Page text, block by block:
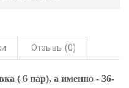
Отзывы (0)
( 6 пар), а именно - 36-